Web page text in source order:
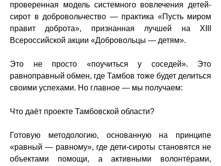
проверенная модель системного вовлечения детей-
сирот в добровольчество — практика «Пусть миром
правит доброта», признанная лучшей на XIII
Всероссийской акции «Добровольцы — детям».
Это не просто «поучиться у соседей». Это
равноправный обмен, где Тамбов тоже будет делиться
своими успехами. Но главное — мы получаем:
Что даёт проекте Тамбовской области?
Готовую методологию, основанную на принципе
«равный — равному», где дети-сироты становятся не
объектами помощи, а активными волонтёрами,